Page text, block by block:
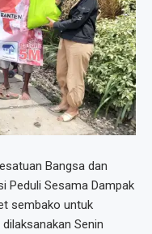
Bangsa dan
Peduli Sesama Dampak
sembako untuk
Senin